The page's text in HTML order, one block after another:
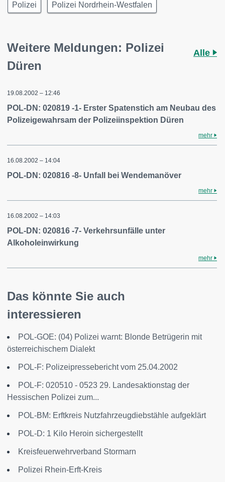
Polizei Polizei Nordrhein-Westfalen
Weitere Meldungen: Polizei
Düren
Alle
19.08.2002 – 12:46
POL-DN: 020819 -1- Erster Spatenstich am Neubau des
Polizeigewahrsam der Polizeiinspektion Düren
mehr
16.08.2002 – 14:04
POL-DN: 020816 -8- Unfall bei Wendemanöver
mehr
16.08.2002 – 14:03
POL-DN: 020816 -7- Verkehrsunfälle unter
Alkoholeinwirkung
mehr
Das könnte Sie auch
interessieren
POL-GOE: (04) Polizei warnt: Blonde Betrügerin mit
österreichischem Dialekt
POL-F: Polizeipressebericht vom 25.04.2002
POL-F: 020510 - 0523 29. Landesaktionstag der
Hessischen Polizei zum...
POL-BM: Erftkreis Nutzfahrzeugdiebstähle aufgeklärt
POL-D: 1 Kilo Heroin sichergestellt
Kreisfeuerwehrverband Stormarn
Polizei Rhein-Erft-Kreis